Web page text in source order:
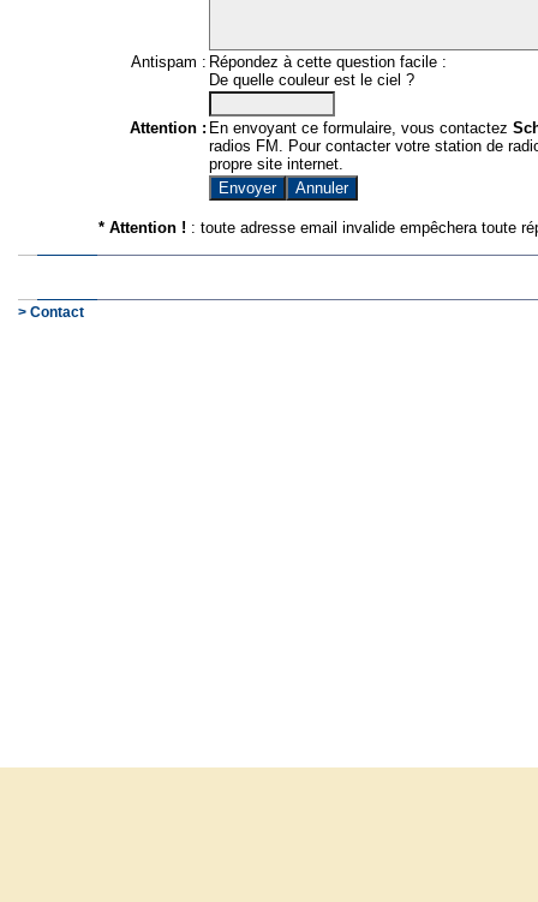
Antispam : Répondez à cette question facile :
De quelle couleur est le ciel ?
Attention : En envoyant ce formulaire, vous contactez
radios FM. Pour contacter votre station de
propre site internet.
* Attention ! : toute adresse email invalide empêchera toute
> Contact